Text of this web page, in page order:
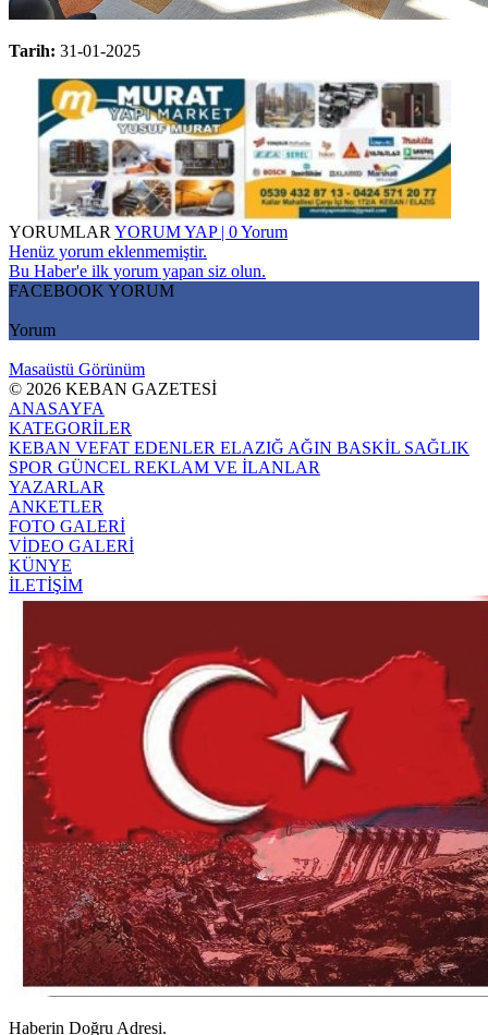
Tarih: 31-01-2025
YORUMLAR YORUM YAP | 0 Yorum
Henüz yorum eklenmemiştir.
Bu Haber'e ilk yorum yapan siz olun.
FACEBOOK YORUM
Yorum
Masaüstü Görünüm
© 2026 KEBAN GAZETESİ
ANASAYFA
KATEGORİLER
KEBAN VEFAT EDENLER ELAZIĞ AĞIN BASKİL SAĞLIK
SPOR GÜNCEL REKLAM VE İLANLAR
YAZARLAR
ANKETLER
FOTO GALERİ
VİDEO GALERİ
KÜNYE
İLETİŞİM
Haberin Doğru Adresi.